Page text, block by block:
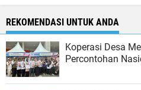
REKOMENDASI UNTUK ANDA
Koperasi Desa
Percontohan